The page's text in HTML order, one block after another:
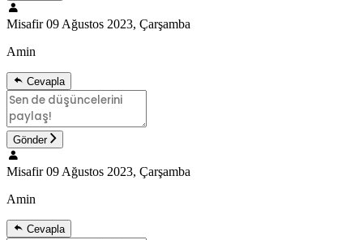
Misafir 09 Ağustos 2023, Çarşamba
Amin
Cevapla
Gönder
Misafir 09 Ağustos 2023, Çarşamba
Amin
Cevapla